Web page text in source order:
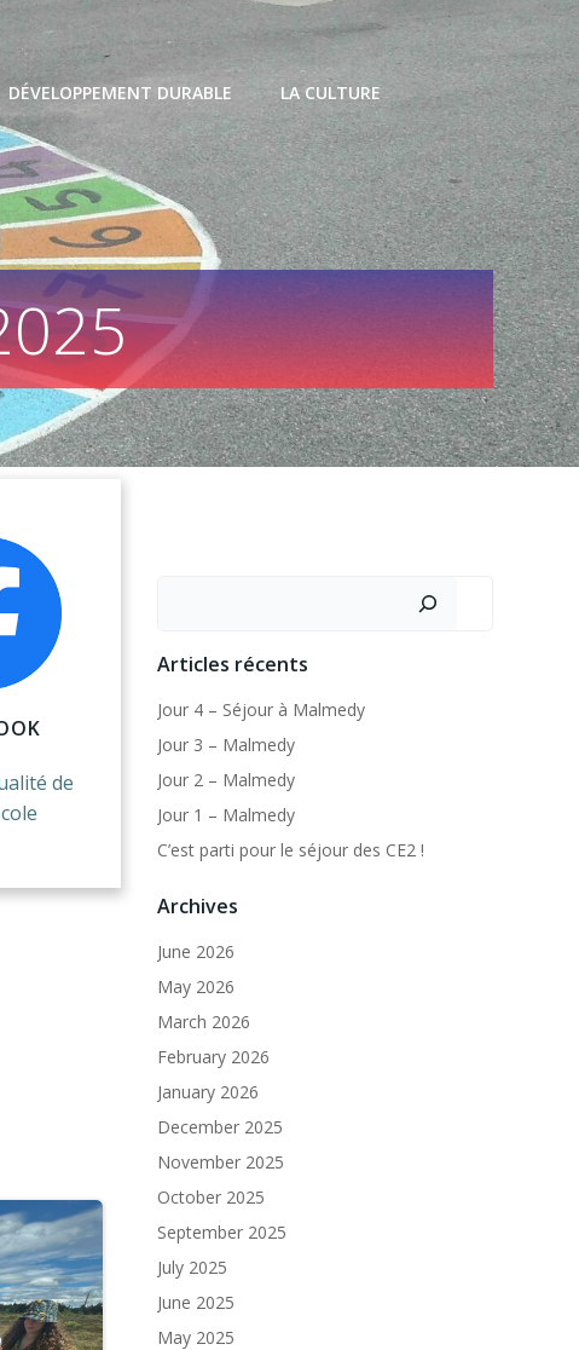
DÉVELOPPEMENT DURABLE LA CULTURE
de
Articles récents
Jour 4 – Séjour à Malmedy
Jour 3 – Malmedy
Jour 2 – Malmedy
Jour 1 – Malmedy
C’est parti pour le séjour des CE2 !
Archives
June 2026
May 2026
March 2026
February 2026
January 2026
December 2025
November 2025
October 2025
September 2025
July 2025
June 2025
May 2025